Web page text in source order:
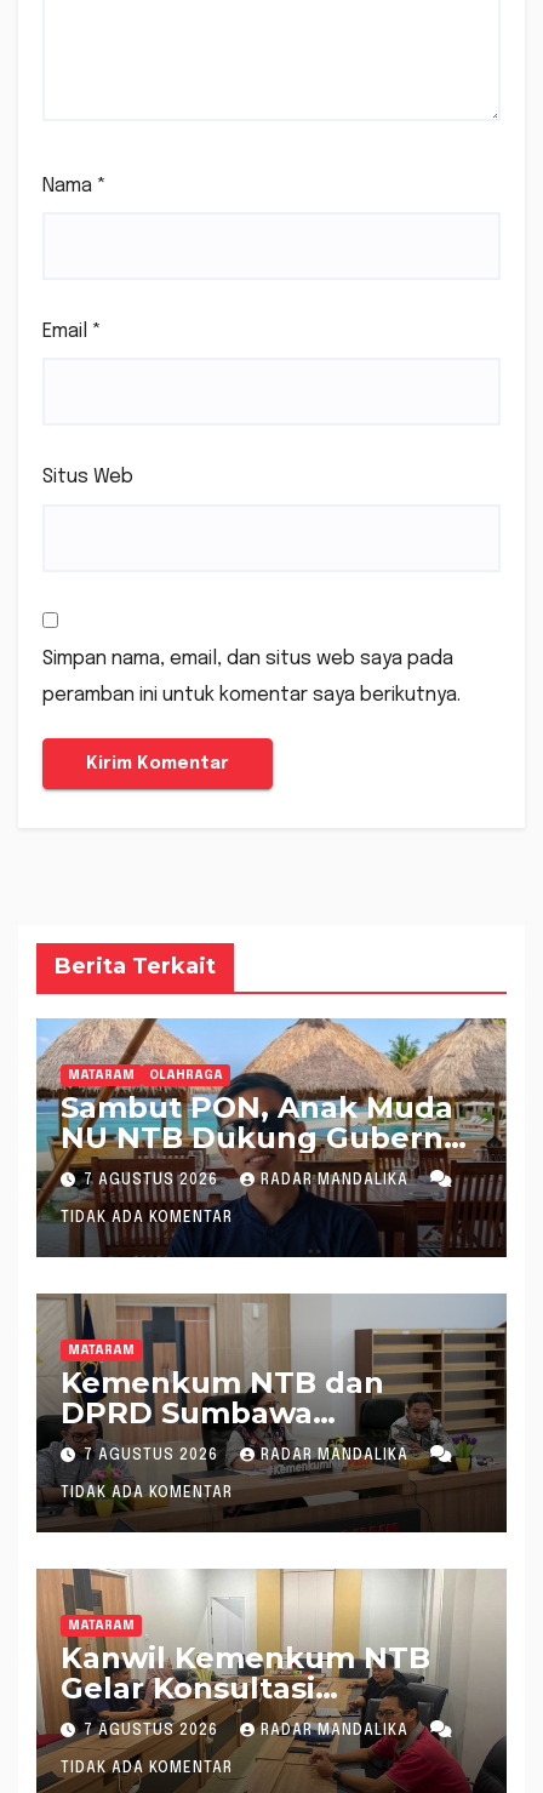
Nama *
Email *
Situs Web
Simpan nama, email, dan situs web saya pada
peramban ini untuk komentar saya berikutnya.
Berita Terkait
MATARAM OLAHRAGA
Sambut PON, Anak Muda
NU NTB Dukung Gubernur
Pimpin KONI NTB
7 AGUSTUS 2026 RADAR MANDALIKA
TIDAK ADA KOMENTAR
MATARAM
Kemenkum NTB dan
DPRD Sumbawa
Mantapkan Rencana
Pembentukan 8 Raperda
Inisiatif
7 AGUSTUS 2026 RADAR MANDALIKA
TIDAK ADA KOMENTAR
MATARAM
Kanwil Kemenkum NTB
Gelar Konsultasi
Penghitungan Kebutuhan
Formasi JF Perancang
Peraturan Perundang-
7 AGUSTUS 2026 RADAR MANDALIKA
TIDAK ADA KOMENTAR